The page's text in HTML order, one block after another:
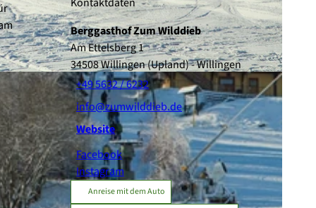
Berggasthof Zum Wilddieb
Am Ettelsberg 1
34508Willingen (Upland)- Willingen
+49 5632 / 6232
info@zumwilddieb.de
Website
Facebook
Instagram
Anreise mit dem Auto